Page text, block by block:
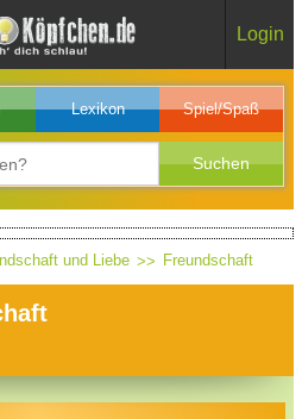
Login
Lexikon Spiel/Spaß
und Liebe Freundschaft